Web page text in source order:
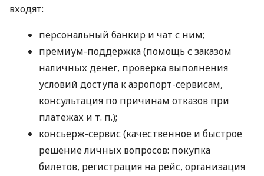
входят:
персональный банкир и чат с ним;
премиум-поддержка (помощь с заказом
наличных денег, проверка выполнения
условий доступа к аэропорт-сервисам,
консультация по причинам отказов при
платежах и т. п.);
консьерж-сервис (качественное и быстрое
решение личных вопросов: покупка
билетов, регистрация на рейс, организация